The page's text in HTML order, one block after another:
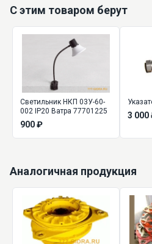
С этим товаром берут
Светильник НКП 03У-60-
002 IP20 Ватра 77701225
900 ₽
3 000
Аналогичная продукция